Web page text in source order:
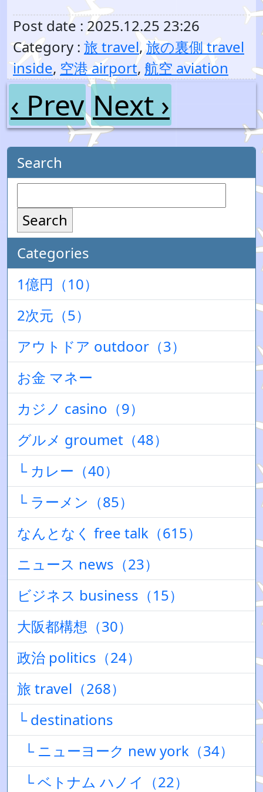
Post date : 2025.12.25 23:26
Category : 旅 travel, 旅の裏側 travel
inside, 空港 airport, 航空 aviation
‹ Prev Next ›
Search
Search
Categories
1億円（10）
2次元（5）
アウトドア outdoor（3）
お金 マネー
カジノ casino（9）
グルメ groumet（48）
└ カレー（40）
└ ラーメン（85）
なんとなく free talk（615）
ニュース news（23）
ビジネス business（15）
大阪都構想（30）
政治 politics（24）
旅 travel（268）
└ destinations
└ ニューヨーク new york（34）
└ ベトナム ハノイ（22）